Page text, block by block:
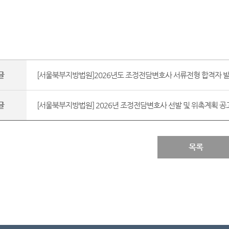
[서울북부지방법원]2026년도 조정전담변호사 서류전형 합격자 발
[서울북부지방법원] 2026년 조정전담변호사 선발 및 위촉계획 공
목록